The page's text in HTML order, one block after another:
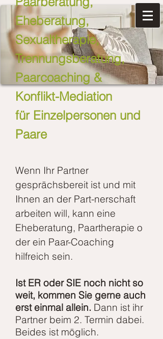
Eheberatung,
Sexualtherapie,
Trennungsberatung,
Paarcoaching &
Konflikt-Mediation
für Einzelpersonen und
Paare
Wenn Ihr Partner
gesprächsbereit ist und mit
Ihnen an der Part-nerschaft
arbeiten will, kann eine
Eheberatung, Paartherapie o
der ein Paar-Coaching
hilfreich sein.
Ist ER oder SIE noch nicht so
weit, kommen Sie gerne auch
erst einmal allein. Dann ist ihr
Partner beim 2. Termin dabei.
Beides ist möglich.